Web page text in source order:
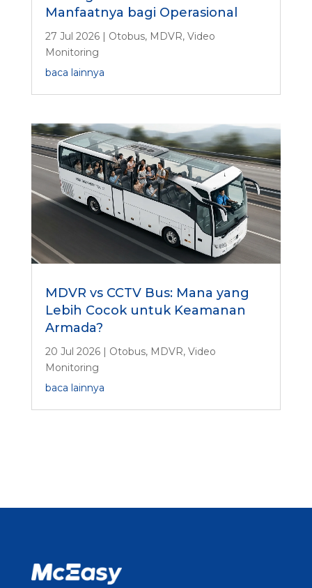
Manfaatnya bagi Operasional
27 Jul 2026| Otobus, MDVR, Video
Monitoring
baca lainnya
MDVR vs CCTV Bus: Mana yang
Lebih Cocok untuk Keamanan
Armada?
20 Jul 2026| Otobus, MDVR, Video
Monitoring
baca lainnya